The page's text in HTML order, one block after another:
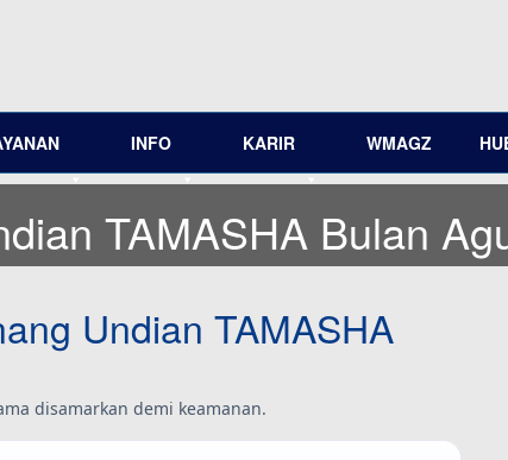
INFO KARIR WMAGZ
TAMASHA Bulan
Undian TAMASHA
disamarkan demi keamanan.